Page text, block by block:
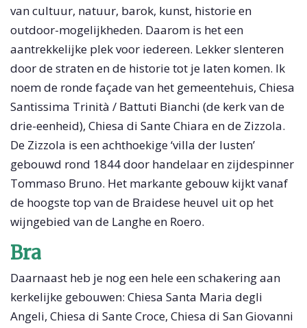
van cultuur, natuur, barok, kunst, historie en
outdoor-mogelijkheden. Daarom is het een
aantrekkelijke plek voor iedereen. Lekker slenteren
door de straten en de historie tot je laten komen. Ik
noem de ronde façade van het gemeentehuis, Chiesa
Santissima Trinità / Battuti Bianchi (de kerk van de
drie-eenheid), Chiesa di Sante Chiara en de Zizzola.
De Zizzola is een achthoekige ‘villa der lusten’
gebouwd rond 1844 door handelaar en zijdespinner
Tommaso Bruno. Het markante gebouw kijkt vanaf
de hoogste top van de Braidese heuvel uit op het
wijngebied van de Langhe en Roero.
Bra
Daarnaast heb je nog een hele een schakering aan
kerkelijke gebouwen: Chiesa Santa Maria degli
Angeli, Chiesa di Sante Croce, Chiesa di San Giovanni